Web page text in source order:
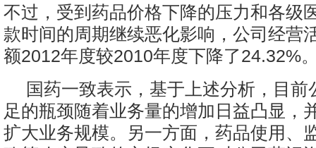
不过，受到药品价格下降的压力和各级
款时间的周期继续恶化影响，公司经营
额2012年度较2010年度下降了24.32%
国药一致表示，基于上述分析，目前
足的瓶颈随着业务量的增加日益凸显，
扩大业务规模。另一方面，药品使用、